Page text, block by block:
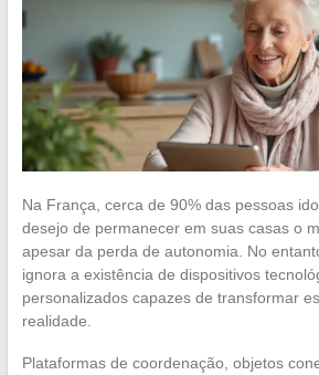
Na França, cerca de 90% das pessoas
desejo de permanecer em suas casas o
apesar da perda de autonomia. No
ignora a existência de dispositivos
personalizados capazes de transformar
realidade.
Plataformas de coordenação, objetos